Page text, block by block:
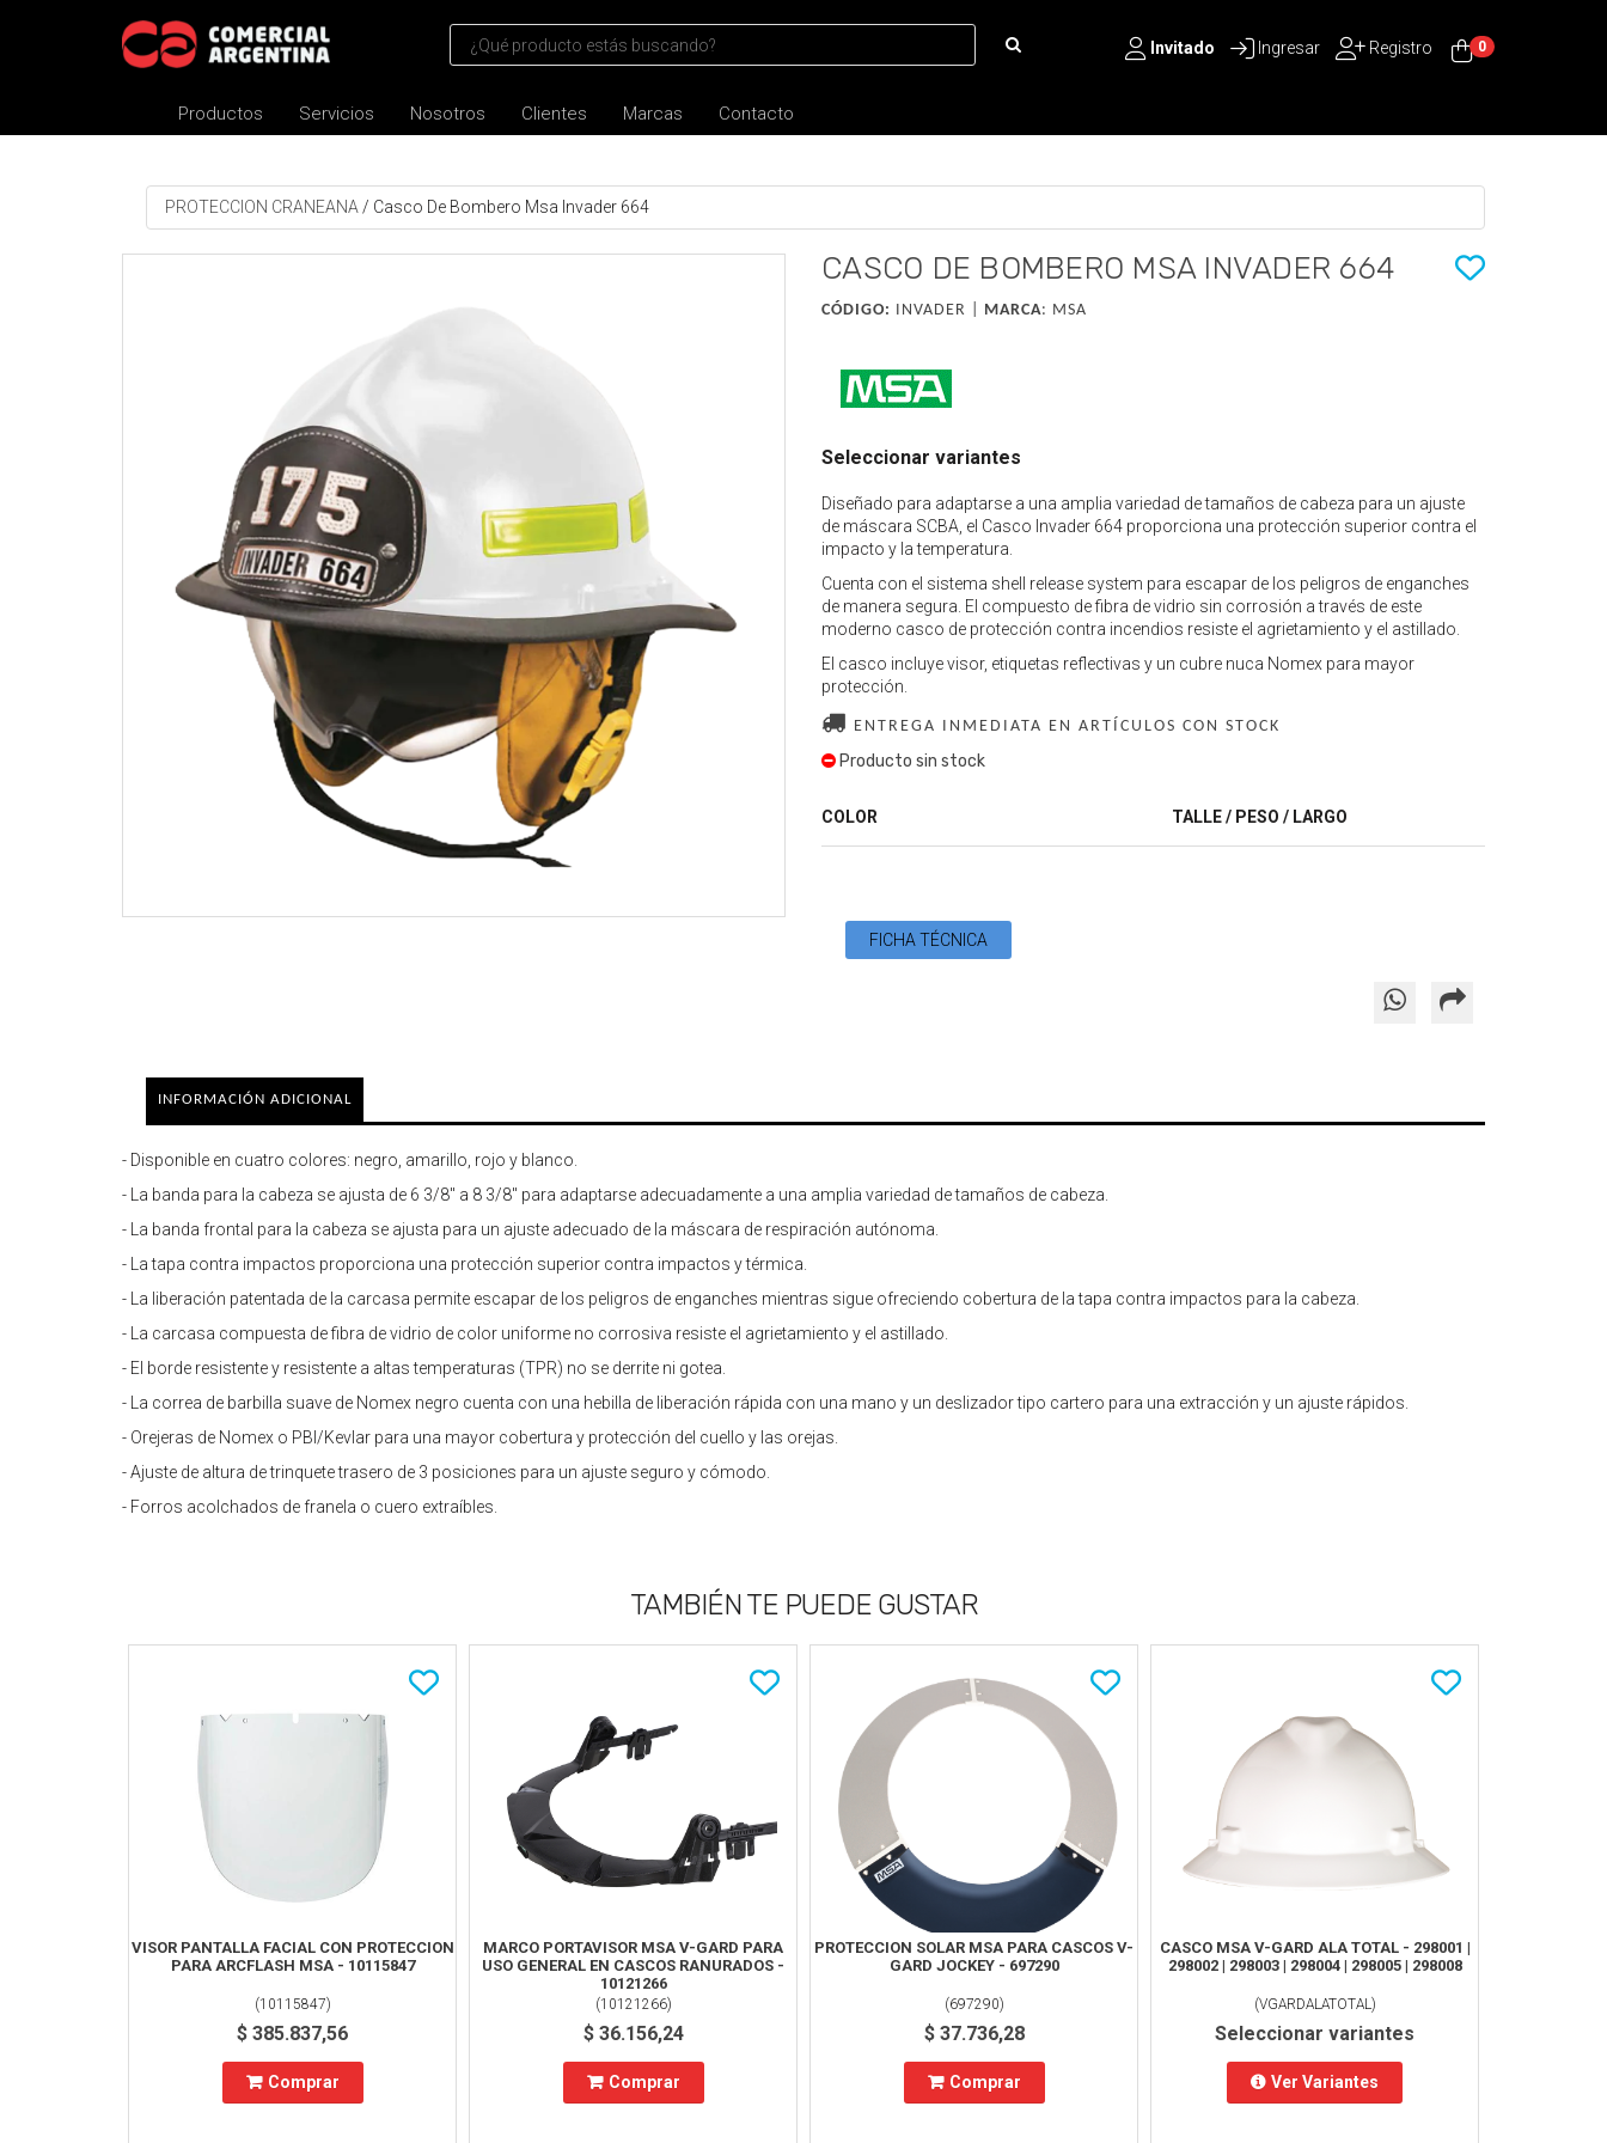
Invitado Ingresar Registro 0
Productos Servicios Nosotros Clientes Marcas Contacto
PROTECCION CRANEANA/ Casco De Bombero Msa Invader 664
CASCO DE BOMBERO MSA INVADER 664
CÓDIGO: INVADER | MARCA: MSA
Seleccionar variantes
Diseñado para adaptarse a una amplia variedad de tamaños de cabeza para un ajuste
de máscara SCBA, el Casco Invader 664 proporciona una protección superior contra el
impacto y la temperatura.
Cuenta con el sistema shell release system para escapar de los peligros de enganches
de manera segura. El compuesto de fibra de vidrio sin corrosión a través de este
moderno casco de protección contra incendios resiste el agrietamiento y el astillado.
El casco incluye visor, etiquetas reflectivas y un cubre nuca Nomex para mayor
protección.
ENTREGA INMEDIATA EN ARTÍCULOS CON STOCK
Producto sin stock
COLOR TALLE / PESO / LARGO
FICHA TÉCNICA
INFORMACIÓN ADICIONAL
- Disponible en cuatro colores: negro, amarillo, rojo y blanco.
- La banda para la cabeza se ajusta de 6 3/8" a 8 3/8" para adaptarse adecuadamente a una amplia variedad de tamaños de cabeza.
- La banda frontal para la cabeza se ajusta para un ajuste adecuado de la máscara de respiración autónoma.
- La tapa contra impactos proporciona una protección superior contra impactos y térmica.
- La liberación patentada de la carcasa permite escapar de los peligros de enganches mientras sigue ofreciendo cobertura de la tapa contra impactos para la cabeza.
- La carcasa compuesta de fibra de vidrio de color uniforme no corrosiva resiste el agrietamiento y el astillado.
- El borde resistente y resistente a altas temperaturas (TPR) no se derrite ni gotea.
- La correa de barbilla suave de Nomex negro cuenta con una hebilla de liberación rápida con una mano y un deslizador tipo cartero para una extracción y un ajuste rápidos.
- Orejeras de Nomex o PBI/Kevlar para una mayor cobertura y protección del cuello y las orejas.
- Ajuste de altura de trinquete trasero de 3 posiciones para un ajuste seguro y cómodo.
- Forros acolchados de franela o cuero extraíbles.
TAMBIÉN TE PUEDE GUSTAR
VISOR PANTALLA FACIAL CON PROTECCION
PARA ARCFLASH MSA - 10115847
(10115847)
$ 385.837,56
Comprar
MARCO PORTAVISOR MSA V-GARD PARA
USO GENERAL EN CASCOS RANURADOS -
10121266
(10121266)
$ 36.156,24
Comprar
PROTECCION SOLAR MSA PARA CASCOS V-
GARD JOCKEY - 697290
(697290)
$ 37.736,28
Comprar
CASCO MSA V-GARD ALA TOTAL - 298001 |
298002 | 298003 | 298004 | 298005 | 298008
(VGARDALATOTAL)
Seleccionar variantes
Ver Variantes